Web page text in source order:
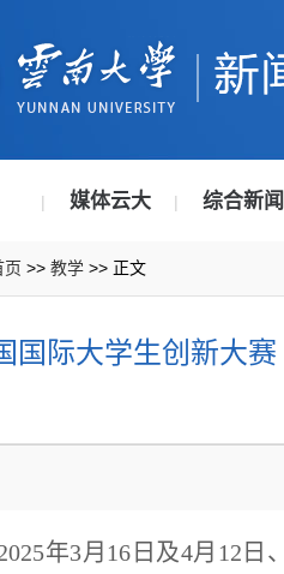
| 媒体云大 | 综合新闻
页 >> 教学 >> 正文
国际大学生创新大
年3月16日及4月12日